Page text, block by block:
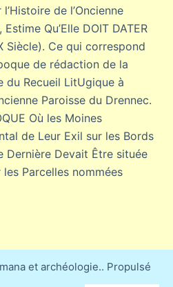
de l’Oncienne
Qu’Elle DOIT DATER
Siècle). Ce qui correspond
de rédaction de la
du Recueil LitUgique à
Paroisse du Drennec.
Où les Moines
de Leur Exil sur les Bords
Dernière Devait Être située
Parcelles nommées
et archéologie.. Propulsé